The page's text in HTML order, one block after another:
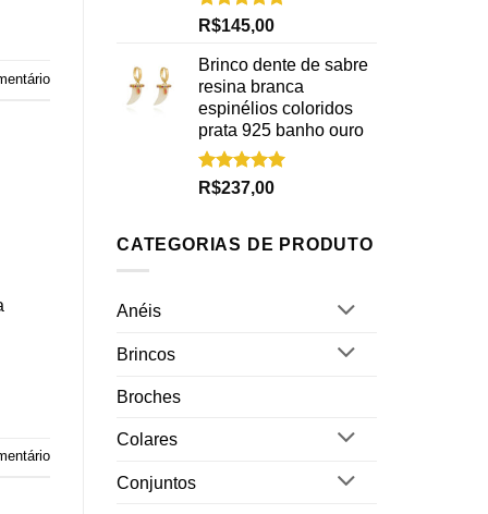
Avaliação
R$145,00
Brinco dente de sabre
resina branca
espinélios coloridos
prata 925 banho ouro
Avaliação
R$237,00
CATEGORIAS DE PRODUTO
Anéis
Brincos
Broches
Colares
Conjuntos